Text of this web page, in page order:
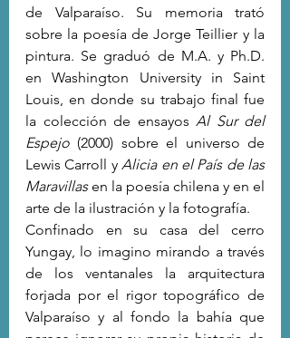
de Valparaíso. Su memoria trató
sobre la poesía de Jorge Teillier y la
pintura. Se graduó de M.A. y Ph.D.
en Washington University in Saint
Louis, en donde su trabajo final fue
la colección de ensayos Al Sur del
Espejo (2000) sobre el universo de
Lewis Carroll y Alicia en el País de las
Maravillas en la poesía chilena y en el
arte de la ilustración y la fotografía.
Confinado en su casa del cerro
Yungay, lo imagino mirando a través
de los ventanales la arquitectura
forjada por el rigor topográfico de
Valparaíso y al fondo la bahía que